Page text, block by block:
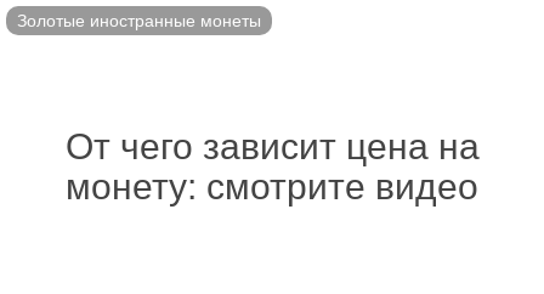
Золотые иностранные монеты
От чего зависит цена на
монету: смотрите видео